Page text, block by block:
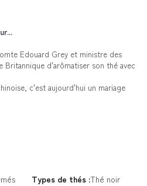
Edouard Grey et ministre des
Britannique d'arômatiser son thé avec
c'est aujourd'hui un mariage
Types de thés :Thé noir